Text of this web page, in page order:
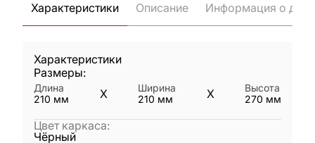
Характеристики Описание Информация о
Характеристики
Размеры:
Длина
210 мм X
Ширина
210 мм X
Высота
270 мм
Цвет каркаса:
Чёрный